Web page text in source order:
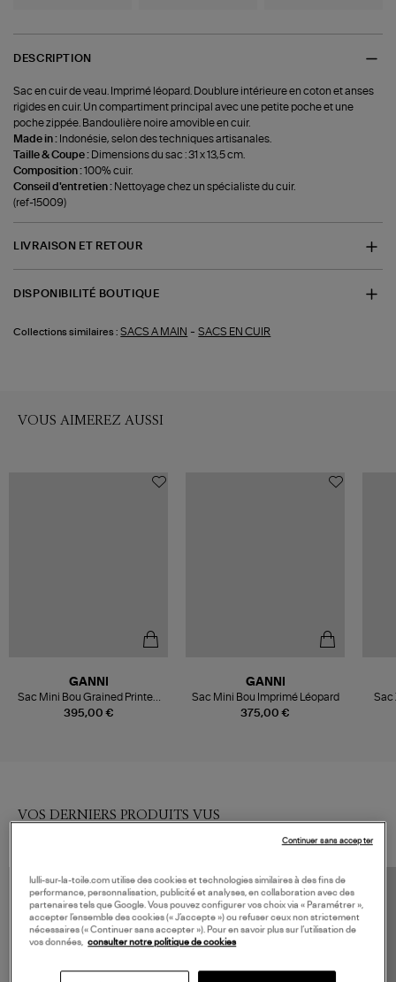
DESCRIPTION
Sac en cuir de veau. Imprimé léopard. Doublure intérieure en coton et anses
rigides en cuir. Un compartiment principal avec une petite poche et une
poche zippée. Bandoulière noire amovible en cuir.
Made in : Indonésie, selon des techniques artisanales.
Taille & Coupe : Dimensions du sac : 31 x 13,5 cm.
Composition :100% cuir.
Conseil d'entretien : Nettoyage chez un spécialiste du cuir.
(ref-15009)
LIVRAISON ET RETOUR
DISPONIBILITÉ BOUTIQUE
Collections similaires : SACS A MAIN -SACS EN CUIR
VOUS AIMEREZ AUSSI
395,00 €
GANNI
Sac Mini Bou Grained Printed
Almond Milk
375,00 €
GANNI
Sac Mini Bou Imprimé Léopard Sac
VOS DERNIERS PRODUITS VUS
lulli-sur-la-toile.com utilise des cookies et technologies similaires à des fins de
performance, personnalisation, publicité et analyses, en collaboration avec des
partenaires tels que Google. Vous pouvez configurer vos choix via « Paramétrer »,
accepter l’ensemble des cookies (« J’accepte ») ou refuser ceux non strictement
nécessaires (« Continuer sans accepter »). Pour en savoir plus sur l’utilisation de
vos données, consulter notre politique de cookies
Continuer sans accepter